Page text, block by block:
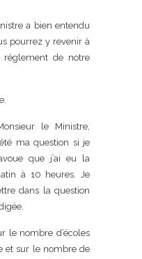
a bien entendu
pourrez y revenir à
règlement de notre
le Ministre,
ma question si je
que j’ai eu la
à 10 heures. Je
dans la question
le nombre d’écoles
et sur le nombre de